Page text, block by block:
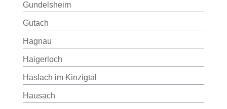
Gundelsheim
Gutach
Hagnau
Haigerloch
Haslach im Kinzigtal
Hausach